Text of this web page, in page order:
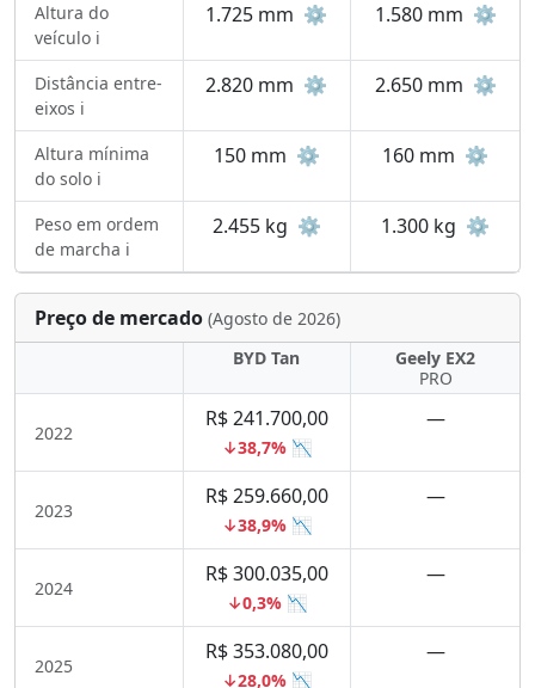
Altura do
veículo ℹ️
1.725 mm ⚙️ 1.580 mm ⚙️
Distância entre-
eixos ℹ️
2.820 mm ⚙️ 2.650 mm ⚙️
Altura mínima
do solo ℹ️
150 mm ⚙️ 160 mm ⚙️
Peso em ordem
de marcha ℹ️
2.455 kg ⚙️ 1.300 kg ⚙️
Preço de mercado (Agosto de 2026)
BYD Tan
Geely EX2
PRO
2022
R$ 241.700,00
↓38,7% 📉
—
2023
R$ 259.660,00
↓38,9% 📉
—
2024
R$ 300.035,00
↓0,3% 📉
—
2025
R$ 353.080,00
↓28,0% 📉
—